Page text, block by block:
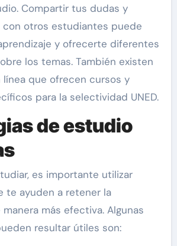
Compartir tus dudas y
otros estudiantes puede
y ofrecerte diferentes
los temas. También existen
línea que ofrecen cursos y
para la selectividad UNED.
de estudio
es importante utilizar
te ayuden a retener la
más efectiva. Algunas
resultar útiles son: